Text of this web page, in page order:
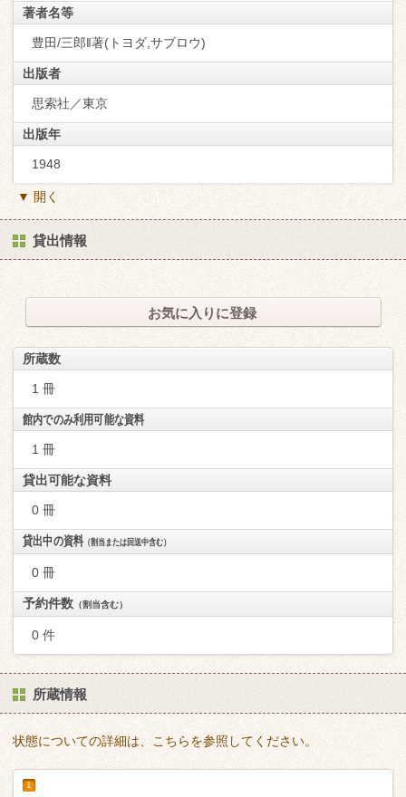
著者名等
豊田/三郎‖著(トヨダ,サブロウ)
出版者
思索社／東京
出版年
1948
▼ 開く
貸出情報
お気に入りに登録
所蔵数
1 冊
館内でのみ利用可能な資料
1 冊
貸出可能な資料
0 冊
貸出中の資料（割当または回送中含む）
0 冊
予約件数 （割当含む）
0 件
所蔵情報
状態についての詳細は、こちらを参照してください。
1